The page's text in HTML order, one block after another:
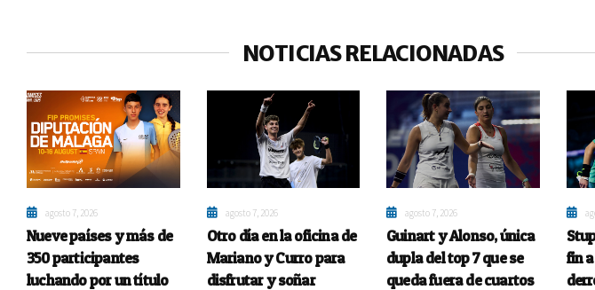
NOTICIAS RELACIONADAS
agosto 7, 2026
Nueve países y más de
350 participantes
luchando por un título
agosto 7, 2026
Otro día en la oficina de
Mariano y Curro para
disfrutar y soñar
agosto 7, 2026
Guinart y Alonso, única
dupla del top 7 que se
queda fuera de cuartos
fin